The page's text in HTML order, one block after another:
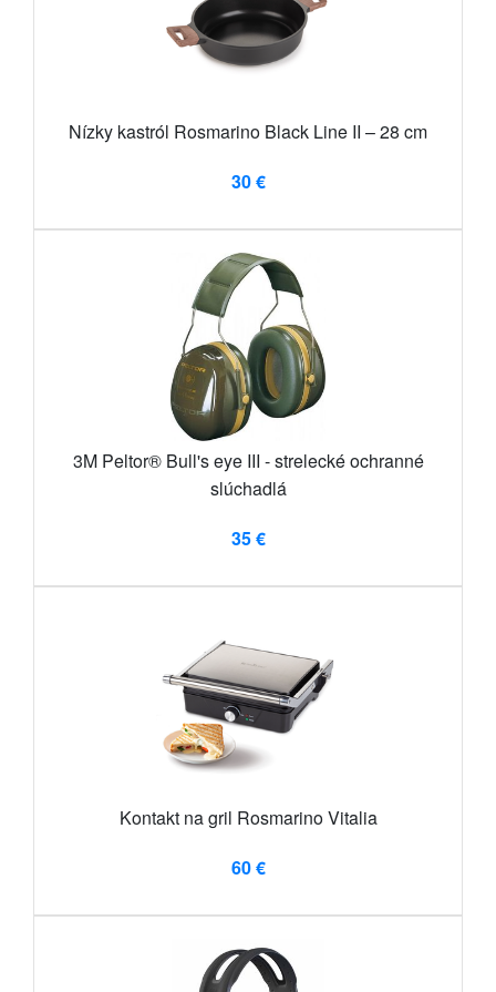
Nízky kastról Rosmarino Black Line II – 28 cm
30 €
3M Peltor® Bull's eye III - strelecké ochranné
slúchadlá
35 €
Kontakt na gril Rosmarino Vitalia
60 €